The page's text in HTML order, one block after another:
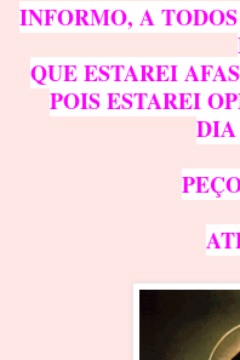
INFORMO, A
QUE ESTAREI
POIS ESTAREI
DIA